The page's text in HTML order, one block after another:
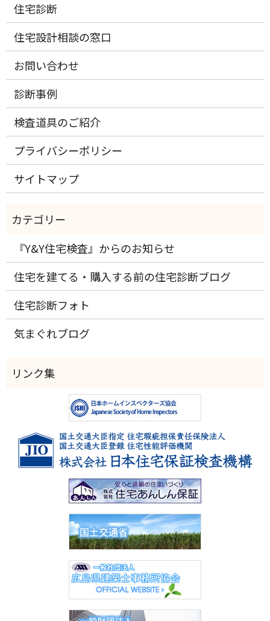
住宅診断
住宅設計相談の窓口
お問い合わせ
診断事例
検査道具のご紹介
プライバシーポリシー
サイトマップ
『Y&Y住宅検査』からのお知らせ
住宅を建てる・購入する前の住宅診断ブログ
住宅診断フォト
気まぐれブログ